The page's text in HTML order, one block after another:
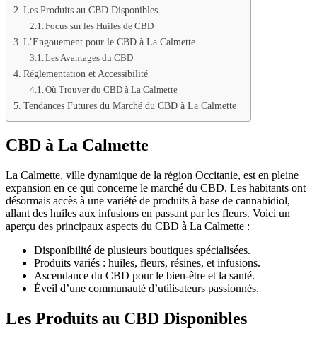
Les Produits au CBD Disponibles
Focus sur les Huiles de CBD
L’Engouement pour le CBD à La Calmette
Les Avantages du CBD
Réglementation et Accessibilité
Où Trouver du CBD à La Calmette
Tendances Futures du Marché du CBD à La Calmette
CBD à La Calmette
La Calmette, ville dynamique de la région Occitanie, est en pleine
expansion en ce qui concerne le marché du CBD. Les habitants ont
désormais accès à une variété de produits à base de cannabidiol,
allant des huiles aux infusions en passant par les fleurs. Voici un
aperçu des principaux aspects du CBD à La Calmette :
Disponibilité de plusieurs boutiques spécialisées.
Produits variés : huiles, fleurs, résines, et infusions.
Ascendance du CBD pour le bien-être et la santé.
Éveil d’une communauté d’utilisateurs passionnés.
Les Produits au CBD Disponibles